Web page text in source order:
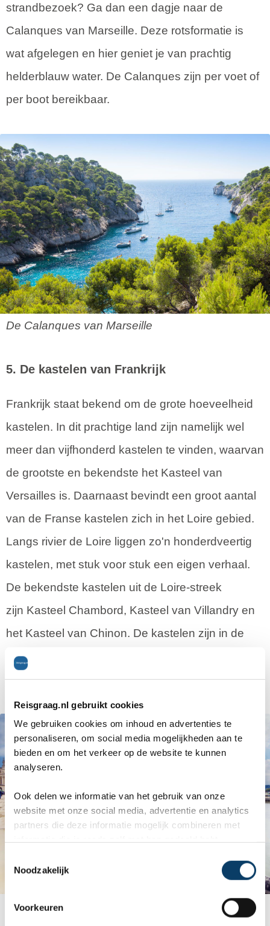
Reisgraag.nl gebruikt cookies
We gebruiken cookies om inhoud en advertenties te
personaliseren, om social media mogelijkheden aan te
bieden en om het verkeer op de website te kunnen
analyseren.
Ook delen we informatie van het gebruik van onze
website met onze social media, advertentie en analytics
partners die deze informatie mogelijk combineren met
Noodzakelijk
Voorkeuren
strandbezoek? Ga dan een dagje naar de
Calanques van Marseille. Deze rotsformatie is
wat afgelegen en hier geniet je van prachtig
helderblauw water. De Calanques zijn per voet of
per boot bereikbaar.
De Calanques van Marseille
5. De kastelen van Frankrijk
Frankrijk staat bekend om de grote hoeveelheid
kastelen. In dit prachtige land zijn namelijk wel
meer dan vijfhonderd kastelen te vinden, waarvan
de grootste en bekendste het Kasteel van
Versailles is. Daarnaast bevindt een groot aantal
van de Franse kastelen zich in het Loire gebied.
Langs rivier de Loire liggen zo'n honderdveertig
kastelen, met stuk voor stuk een eigen verhaal.
De bekendste kastelen uit de Loire-streek
zijn Kasteel Chambord, Kasteel van Villandry en
het Kasteel van Chinon. De kastelen zijn in de
zomer geopend en kunnen vaak onder
begeleiding van een gids worden bezocht.
Kasteel van Versailles